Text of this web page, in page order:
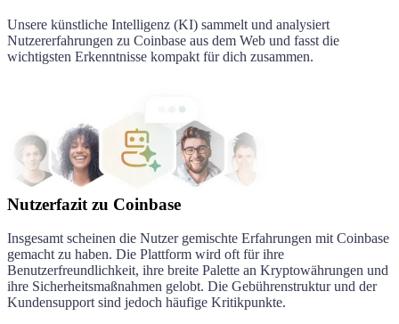
Unsere künstliche Intelligenz (KI) sammelt und analysiert
Nutzererfahrungen zu Coinbase aus dem Web und fasst die
wichtigsten Erkenntnisse kompakt für dich zusammen.
Nutzerfazit zu Coinbase
Insgesamt scheinen die Nutzer gemischte Erfahrungen mit Coinbase
gemacht zu haben. Die Plattform wird oft für ihre
Benutzerfreundlichkeit, ihre breite Palette an Kryptowährungen und
ihre Sicherheitsmaßnahmen gelobt. Die Gebührenstruktur und der
Kundensupport sind jedoch häufige Kritikpunkte.